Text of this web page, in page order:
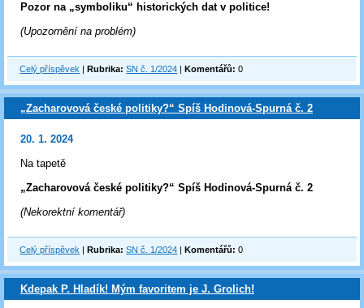
Pozor na „symboliku“ historických dat v politice!
(Upozornění na problém)
Celý příspěvek |Rubrika: SN č. 1/2024 |Komentářů: 0
„Zacharovová české politiky?“ Spíš Hodinová-Spurná č. 2
20. 1. 2024
Na tapetě
„Zacharovová české politiky?“ Spíš Hodinová-Spurná č. 2
(Nekorektní komentář)
Celý příspěvek |Rubrika: SN č. 1/2024 |Komentářů: 0
Kdepak P. Hladík! Mým favoritem je J. Grolich!